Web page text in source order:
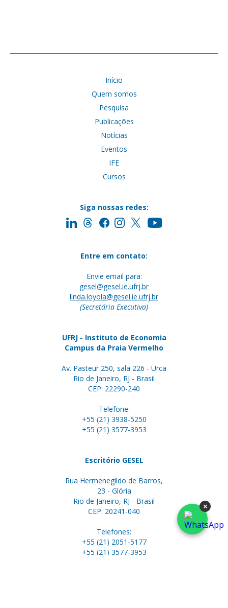
Início
Quem somos
Pesquisa
Publicações
Notícias
Eventos
IFE
Cursos
Siga nossas redes:
Entre em contato:
Envie email para:
gesel@gesel.ie.ufrj.br
linda.loyola@gesel.ie.ufrj.br
(Secretária Executiva)
UFRJ - Instituto de Economia
Campus da Praia Vermelho
Av. Pasteur 250, sala 226 - Urca
Rio de Janeiro, RJ - Brasil
CEP: 22290-240
Telefone:
+55 (21) 3938-5250
+55 (21) 3577-3953
Escritório GESEL
Rua Hermenegildo de Barros,
23 - Glória
Rio de Janeiro, RJ - Brasil
CEP: 20241-040
Telefones:
+55 (21) 2051-5177
+55 (21) 3577-3953
×